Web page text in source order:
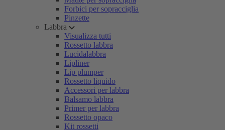
Forbici per sopracciglia
Pinzette
Labbra
Visualizza tutti
Rossetto labbra
Lucidalabbra
Lipliner
Lip plumper
Rossetto liquido
Accessori per labbra
Balsamo labbra
Primer per labbra
Rossetto opaco
Kit rossetti